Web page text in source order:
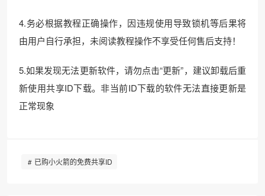
4.务必根据教程正确操作，因违规使用导致锁机等后果将
由用户自行承担，未阅读教程操作不享受任何售后支持！
5.如果发现无法更新软件，请勿点击“更新”，建议卸载后重
新使用共享ID下载。非当前ID下载的软件无法直接更新是
正常现象
已购小火箭的免费共享ID